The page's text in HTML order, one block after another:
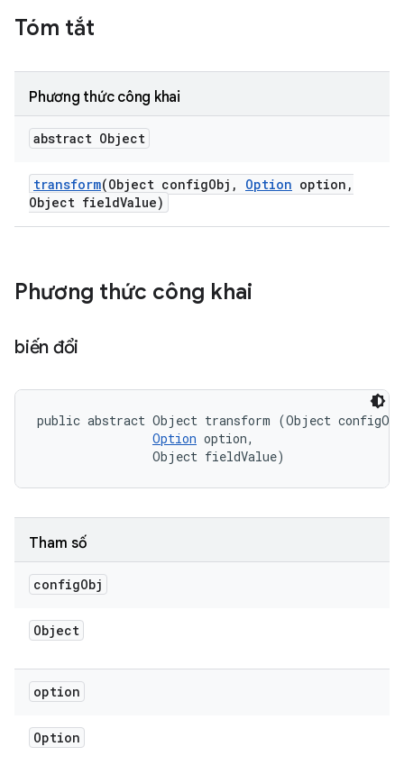
Tóm tắt
Phương thức công khai
abstract Object
transform(Object configObj , Option option ,
Object fieldValue)
Phương thức công khai
biến đổi
public abstract Object transform (Object
Option option,
                Object fieldValue)
Tham số
configObj
Object
option
Option